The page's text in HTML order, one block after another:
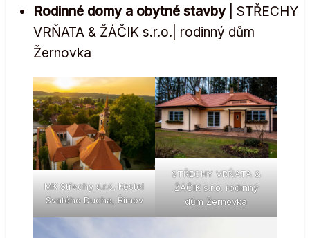
Rodinné domy a obytné stavby| STŘECHY
VRŇATA & ŽÁČIK s.r.o.| rodinný dům
Žernovka
MK Střechy s.r.o. Kostel
Svatého Ducha, Římov
STŘECHY VRŇATA &
ŽÁČIK s.r.o. rodinný
dům Žernovka